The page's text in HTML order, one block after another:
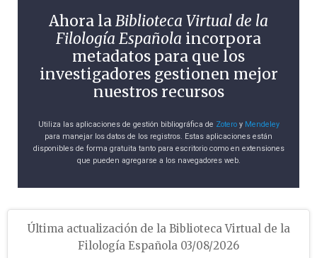
Ahora laBiblioteca Virtual de la
Filología Española incorpora
metadatos para que los
investigadores gestionen mejor
nuestros recursos
Utiliza las aplicaciones de gestión bibliográfica de Zoteroy Mendeley
para manejar los datos de los registros. Estas aplicaciones están
disponibles de forma gratuita tanto para escritorio como en extensiones
que pueden agregarse a los navegadores web.
Última actualización de la Biblioteca Virtual de la
Filología Española 03/08/2026